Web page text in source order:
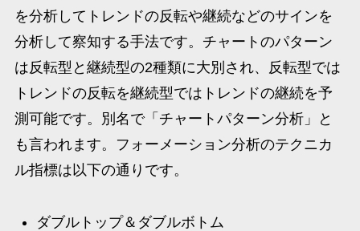
を分析してトレンドの反転や継続などのサインを
分析して察知する手法です。チャートのパターン
は反転型と継続型の2種類に大別され、反転型では
トレンドの反転を継続型ではトレンドの継続を予
測可能です。別名で「チャートパターン分析」と
も言われます。フォーメーション分析のテクニカ
ル指標は以下の通りです。
ダブルトップ＆ダブルボトム